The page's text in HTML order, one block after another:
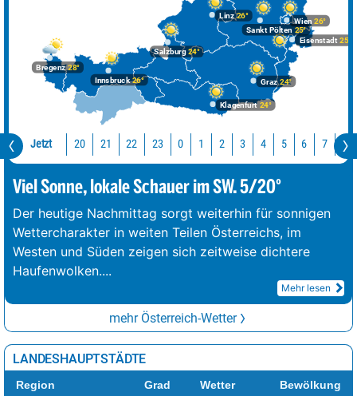
Bregenz28°
Graz24°
Innsbruck26°
Klagenfurt 24°
Linz26°
Salzburg24°
Wien 26°
Eisenstadt 25°
Sankt Pölten 25°
Jetzt 20 21 22 23 0 1 2 3 4 5 6 7 8
Viel Sonne, lokale Schauer im SW. 5/20°
Der heutige Nachmittag sorgt weiterhin für sonnigen
Wettercharakter in weiten Teilen Österreichs, im
Westen und Süden zeigen sich zeitweise dichtere
Haufenwolken....
Mehr lesen
mehr Österreich-Wetter
LANDESHAUPTSTÄDTE
Region Grad Wetter Bewölkung